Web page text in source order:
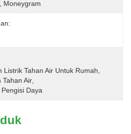
Moneygram
Listrik Tahan Air Untuk Rumah
Tahan Air
Daya